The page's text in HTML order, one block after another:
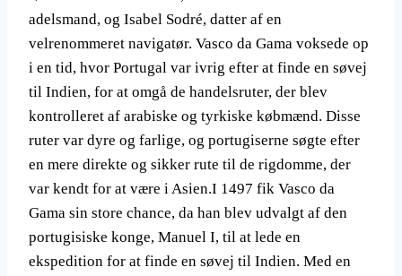
adelsmand, og Isabel Sodré, datter af en
velrenommeret navigatør. Vasco da Gama voksede op
i en tid, hvor Portugal var ivrig efter at finde en søvej
til Indien, for at omgå de handelsruter, der blev
kontrolleret af arabiske og tyrkiske købmænd. Disse
ruter var dyre og farlige, og portugiserne søgte efter
en mere direkte og sikker rute til de rigdomme, der
var kendt for at være i Asien.I 1497 fik Vasco da
Gama sin store chance, da han blev udvalgt af den
portugisiske konge, Manuel I, til at lede en
ekspedition for at finde en søvej til Indien. Med en